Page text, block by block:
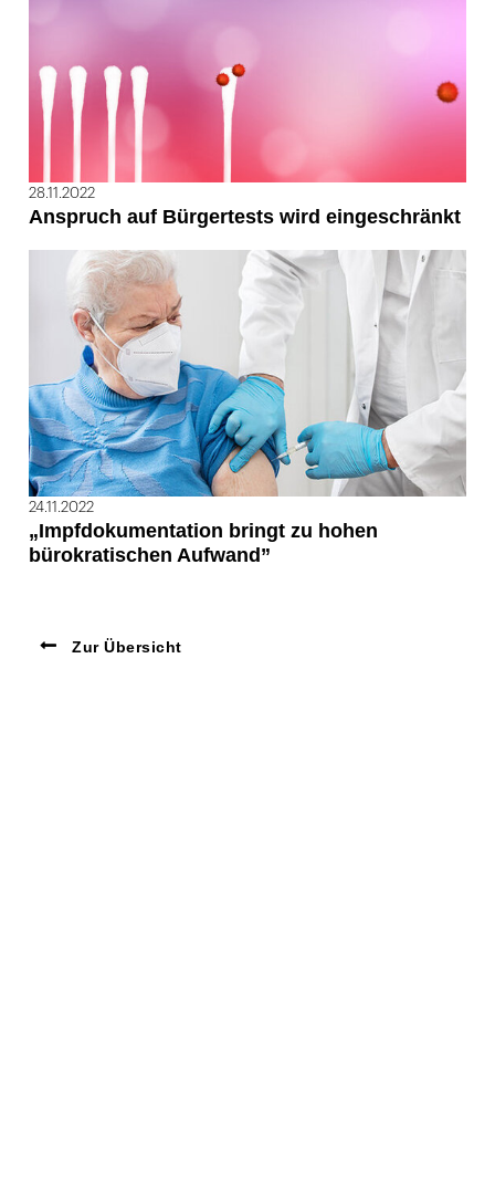
28.11.2022
Anspruch auf Bürgertests wird eingeschränkt
24.11.2022
„Impfdokumentation bringt zu hohen
bürokratischen Aufwand”
Zur Übersicht